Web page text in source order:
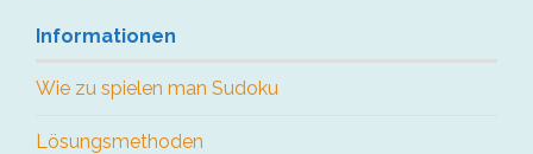
Informationen
Wie zu spielen man Sudoku
Lösungsmethoden